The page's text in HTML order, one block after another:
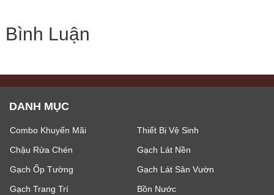
Bình Luận
DANH MỤC
Combo Khuyến Mãi
Thiết Bị Vệ Sinh
Chậu Rửa Chén
Gạch Lát Nền
Gạch Ốp Tường
Gạch Lát Sân Vườn
Gạch Trang Trí
Bồn Nước